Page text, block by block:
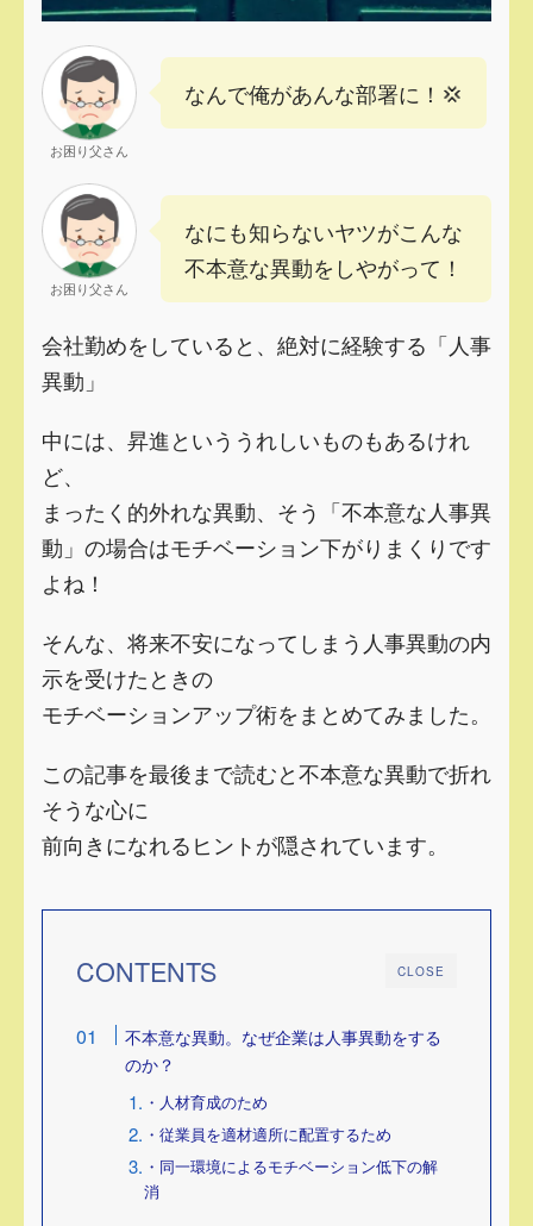
お困り父さん
なんで俺があんな部署に！💢
お困り父さん
なにも知らないヤツがこんな
不本意な異動をしやがって！
会社勤めをしていると、絶対に経験する「人事
異動」
中には、昇進といううれしいものもあるけれ
ど、
まったく的外れな異動、そう「不本意な人事異
動」の場合はモチベーション下がりまくりです
よね！
そんな、将来不安になってしまう人事異動の内
示を受けたときの
モチベーションアップ術をまとめてみました。
この記事を最後まで読むと不本意な異動で折れ
そうな心に
前向きになれるヒントが隠されています。
CLOSE
CONTENTS
不本意な異動。なぜ企業は人事異動をする
のか？
・人材育成のため
・従業員を適材適所に配置するため
・同一環境によるモチベーション低下の解
消